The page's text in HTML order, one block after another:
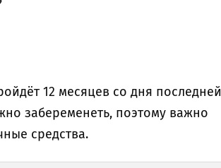
12 месяцев со дня последней
забеременеть, поэтому важно
средства.